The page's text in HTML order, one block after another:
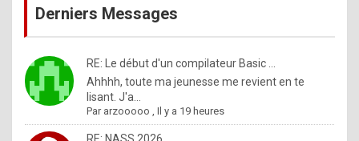
%
m
a
d
Derniers Messages
RE: Le début d'un compilateur Basic ...
Ahhhh, toute ma jeunesse me revient en te
lisant. J'a...
Par arzooooo ,Il y a 19 heures